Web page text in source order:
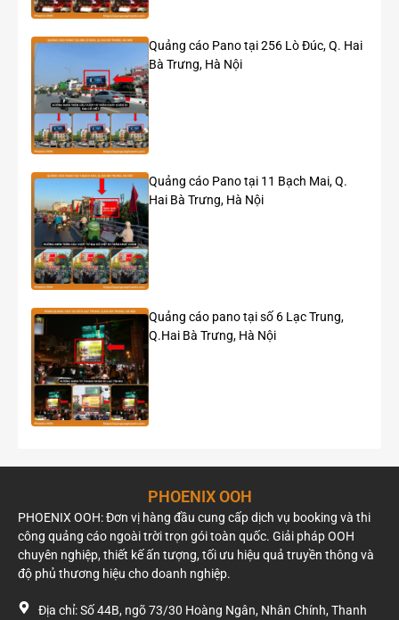
Roadshow ô tô hạng sang BMW
Quảng cáo Pano tại 256 Lò Đúc, Q. Hai
Bà Trưng, Hà Nội
Quảng cáo Pano tại 11 Bạch Mai, Q.
Hai Bà Trưng, Hà Nội
Quảng cáo pano tại số 6 Lạc Trung,
Q.Hai Bà Trưng, Hà Nội
PHOENIX OOH
PHOENIX OOH: Đơn vị hàng đầu cung cấp dịch vụ booking và thi
công quảng cáo ngoài trời trọn gói toàn quốc. Giải pháp OOH
chuyên nghiệp, thiết kế ấn tượng, tối ưu hiệu quả truyền thông và
độ phủ thương hiệu cho doanh nghiệp.
Địa chỉ: Số 44B, ngõ 73/30 Hoàng Ngân, Nhân Chính, Thanh